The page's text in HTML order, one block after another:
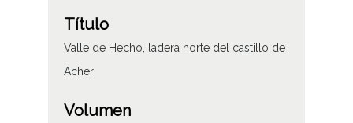
Título
Valle de Hecho, ladera norte del castillo de
Acher
Volumen